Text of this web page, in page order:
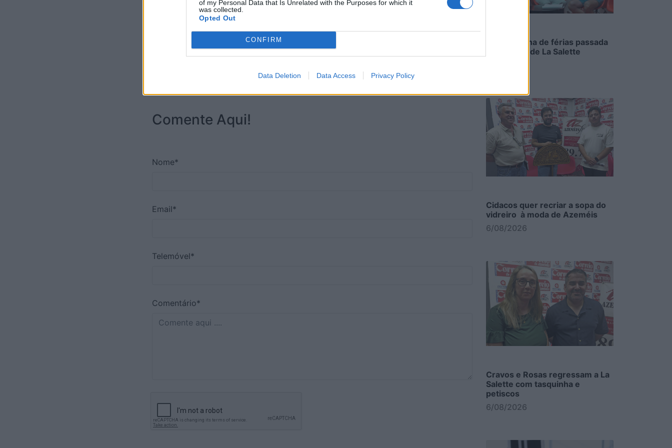
of my Personal Data that Is Unrelated with the Purposes for which it
was collected.
Opted Out
CONFIRM
Data Deletion Data Access Privacy Policy
* Representante Partido Comunista Português
Comente Aqui!
Nome*
Email*
Telemóvel*
Comentário*
Uma semana de férias passada
na cozinha de La Salette
Cidacos quer recriar a sopa do
vidreiro à moda de Azeméis
6/08/2026
Cravos e Rosas regressam a La
Salette com tasquinha e
petiscos
6/08/2026